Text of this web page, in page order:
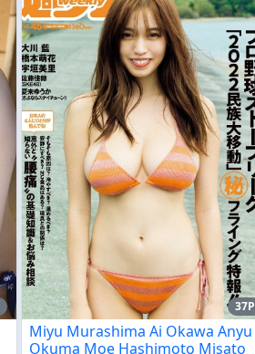
37P
Miyu Murashima Ai Okawa Anyu
Okuma Moe Hashimoto Misato